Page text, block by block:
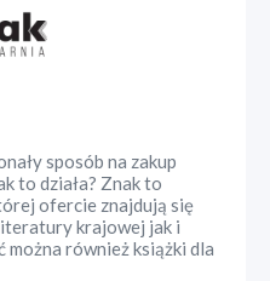
sposób na zakup
to działa? Znak to
ofercie znajdują się
krajowej jak i
można również książki dla